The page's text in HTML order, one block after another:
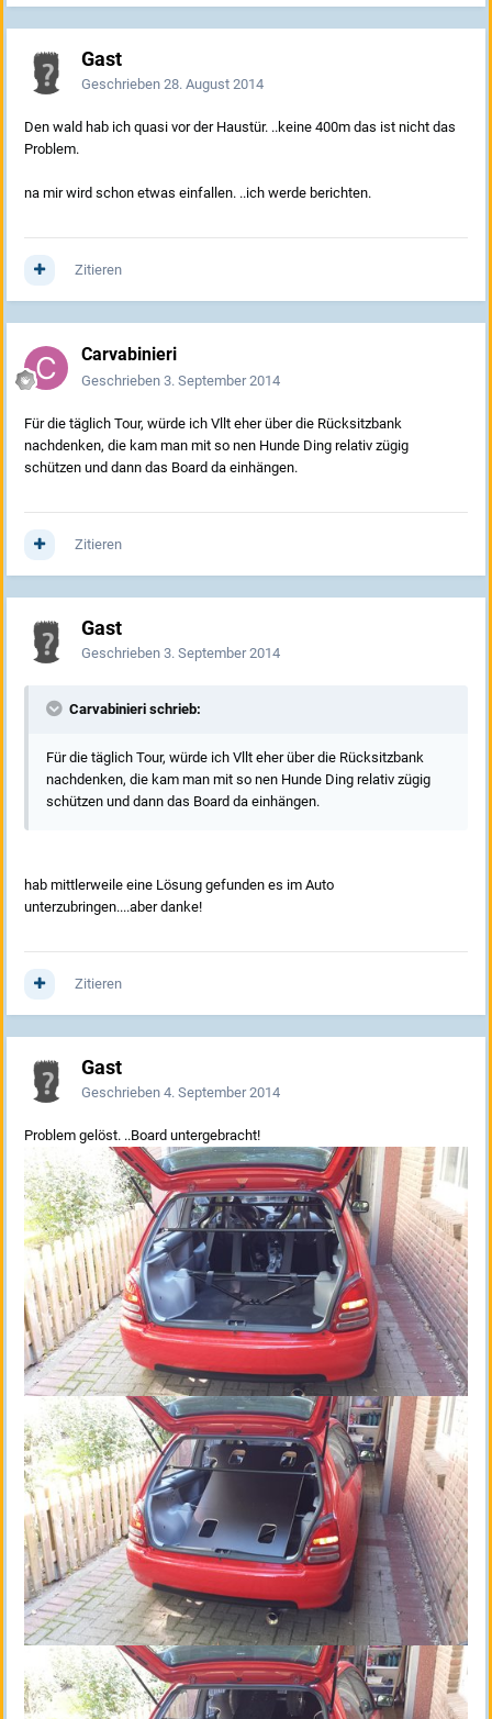
Gast
Geschrieben 28. August 2014
Den wald hab ich quasi vor der Haustür. ..keine 400m das ist nicht das
Problem.
na mir wird schon etwas einfallen. ..ich werde berichten.
Zitieren
Carvabinieri
Geschrieben 3. September 2014
Für die täglich Tour, würde ich Vllt eher über die Rücksitzbank
nachdenken, die kam man mit so nen Hunde Ding relativ zügig
schützen und dann das Board da einhängen.
Zitieren
Gast
Geschrieben 3. September 2014
Carvabinieri schrieb:
Für die täglich Tour, würde ich Vllt eher über die Rücksitzbank
nachdenken, die kam man mit so nen Hunde Ding relativ zügig
schützen und dann das Board da einhängen.
hab mittlerweile eine Lösung gefunden es im Auto
unterzubringen....aber danke!
Zitieren
Gast
Geschrieben 4. September 2014
Problem gelöst. ..Board untergebracht!